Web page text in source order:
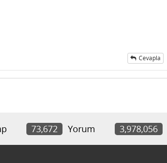
Cevapla
73,672 Yorum 3,978,056